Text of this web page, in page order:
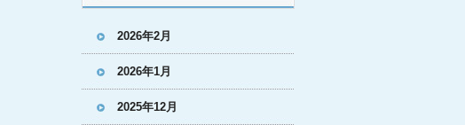
2026年2月
2026年1月
2025年12月